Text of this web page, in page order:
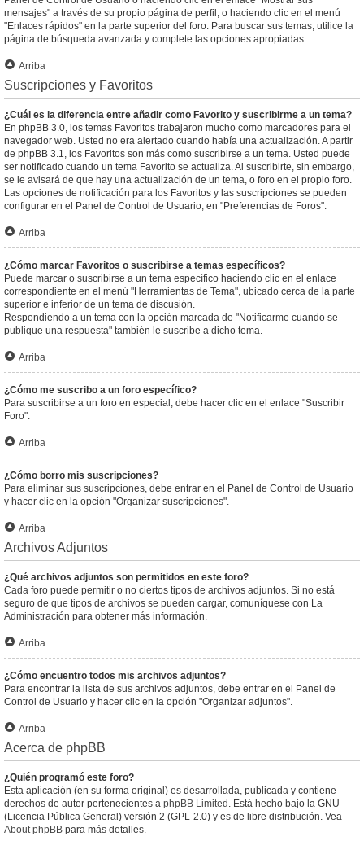
mensajes" a través de su propio página de perfil, o haciendo clic en el menú
"Enlaces rápidos" en la parte superior del foro. Para buscar sus temas, utilice la
página de búsqueda avanzada y complete las opciones apropiadas.
Arriba
Suscripciones y Favoritos
¿Cuál es la diferencia entre añadir como Favorito y suscribirme a un tema?
En phpBB 3.0, los temas Favoritos trabajaron mucho como marcadores para el
navegador web. Usted no era alertado cuando había una actualización. A partir
de phpBB 3.1, los Favoritos son más como suscribirse a un tema. Usted puede
ser notificado cuando un tema Favorito se actualiza. Al suscribirte, sin embargo,
se le avisará de que hay una actualización de un tema, o foro en el propio foro.
Las opciones de notificación para los Favoritos y las suscripciones se pueden
configurar en el Panel de Control de Usuario, en "Preferencias de Foros".
Arriba
¿Cómo marcar Favoritos o suscribirse a temas específicos?
Puede marcar o suscribirse a un tema específico haciendo clic en el enlace
correspondiente en el menú "Herramientas de Tema", ubicado cerca de la parte
superior e inferior de un tema de discusión.
Respondiendo a un tema con la opción marcada de "Notificarme cuando se
publique una respuesta" también le suscribe a dicho tema.
Arriba
¿Cómo me suscribo a un foro específico?
Para suscribirse a un foro en especial, debe hacer clic en el enlace "Suscribir
Foro".
Arriba
¿Cómo borro mis suscripciones?
Para eliminar sus suscripciones, debe entrar en el Panel de Control de Usuario
y hacer clic en la opción "Organizar suscripciones".
Arriba
Archivos Adjuntos
¿Qué archivos adjuntos son permitidos en este foro?
Cada foro puede permitir o no ciertos tipos de archivos adjuntos. Si no está
seguro de que tipos de archivos se pueden cargar, comuníquese con La
Administración para obtener más información.
Arriba
¿Cómo encuentro todos mis archivos adjuntos?
Para encontrar la lista de sus archivos adjuntos, debe entrar en el Panel de
Control de Usuario y hacer clic en la opción "Organizar adjuntos".
Arriba
Acerca de phpBB
¿Quién programó este foro?
Esta aplicación (en su forma original) es desarrollada, publicada y contiene
derechos de autor pertenecientes a phpBB Limited . Está hecho bajo la GNU
(Licencia Pública General) versión 2 (GPL-2.0) y es de libre distribución. Vea
About phpBB para más detalles.